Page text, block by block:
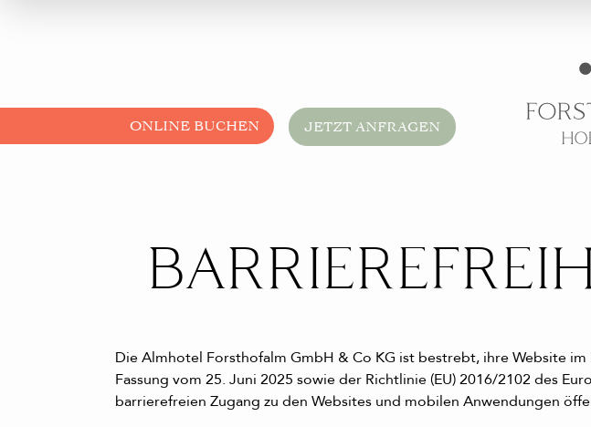
ONLINE BUCHEN JETZT ANFRAGEN
Die Almhotel Forsthofalm GmbH & Co KG ist bestrebt, ihre Website
Fassung vom 25. Juni 2025 sowie der Richtlinie (EU) 2016/2102 des
barrierefreien Zugang zu den Websites und mobilen Anwendungen